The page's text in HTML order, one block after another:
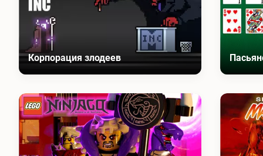
Корпорация злодеев